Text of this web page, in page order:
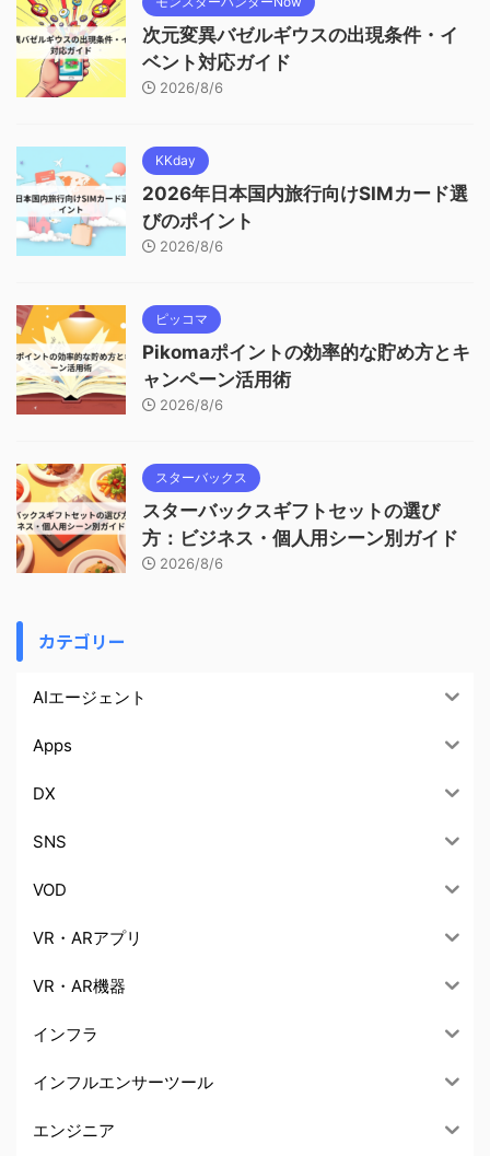
次元変異バゼルギウスの出現条件・イ
ベント対応ガイド
2026/8/6
KKday
2026年日本国内旅行向けSIMカード選
びのポイント
2026/8/6
ピッコマ
Pikomaポイントの効率的な貯め方とキ
ャンペーン活用術
2026/8/6
スターバックス
スターバックスギフトセットの選び
方：ビジネス・個人用シーン別ガイド
2026/8/6
カテゴリー
AIエージェント
Apps
DX
SNS
VOD
VR・ARアプリ
VR・AR機器
インフラ
インフルエンサーツール
エンジニア